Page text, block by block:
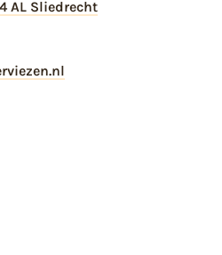
AL Sliedrecht